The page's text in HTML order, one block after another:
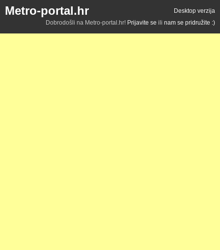
Metro-portal.hr
Desktop verzija
Dobrodošli na Metro-portal.hr! Prijavite se ili nam se pridružite :)